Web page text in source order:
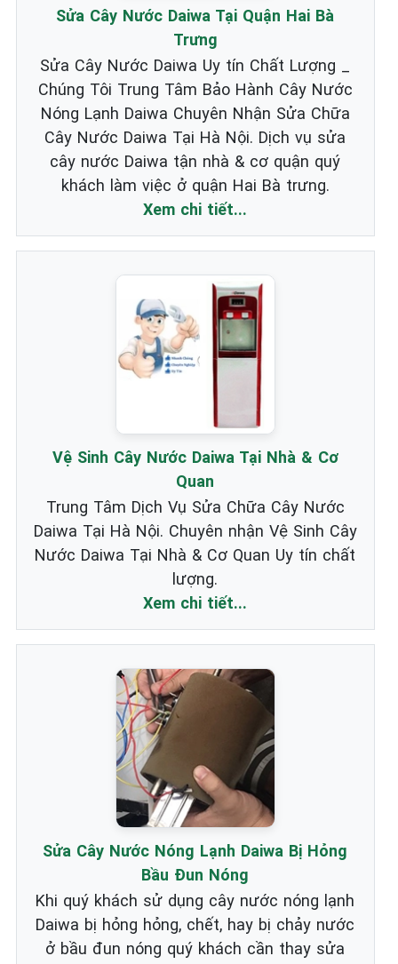
Sửa Cây Nước Daiwa Tại Quận Hai Bà
Trưng
Sửa Cây Nước Daiwa Uy tín Chất Lượng _
Chúng Tôi Trung Tâm Bảo Hành Cây Nước
Nóng Lạnh Daiwa Chuyên Nhận Sửa Chữa
Cây Nước Daiwa Tại Hà Nội. Dịch vụ sửa
cây nước Daiwa tận nhà & cơ quận quý
khách làm việc ở quận Hai Bà trưng.
Xem chi tiết...
Vệ Sinh Cây Nước Daiwa Tại Nhà & Cơ
Quan
Trung Tâm Dịch Vụ Sửa Chữa Cây Nước
Daiwa Tại Hà Nội. Chuyên nhận Vệ Sinh Cây
Nước Daiwa Tại Nhà & Cơ Quan Uy tín chất
lượng.
Xem chi tiết...
Sửa Cây Nước Nóng Lạnh Daiwa Bị Hỏng
Bầu Đun Nóng
Khi quý khách sử dụng cây nước nóng lạnh
Daiwa bị hỏng hỏng, chết, hay bị chảy nước
ở bầu đun nóng quý khách cần thay sửa